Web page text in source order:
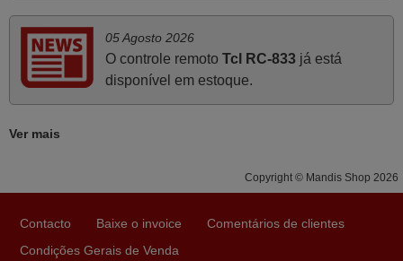
O comando veio bem embrulhado e protegido. Fez logo a
emparelhamento com a televisão, sem problemas.
Funciona na perfeição. Recomendo vivamente este
produto e este site.
Julho 2025
A funcionar de imediato. 100%. Obrigado
05 Agosto 2026
O controle remoto Tcl RC-833já está
disponível em estoque.
Ver mais
Copyright © Mandis Shop 2026
Contacto Baixe o invoice
Comentários de clientes
Condições Gerais de Venda